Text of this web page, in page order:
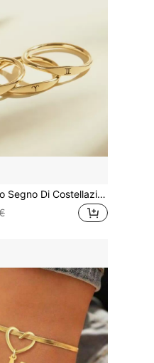
1 Pezzo Anello Segno Di Costellazione Semplice E Delicato Per Donne, In Acciaio Inossidabile Con Placcatura In Oro 18k, Adatto Per L'uso Quotidiano E Come Regalo Di Compleanno